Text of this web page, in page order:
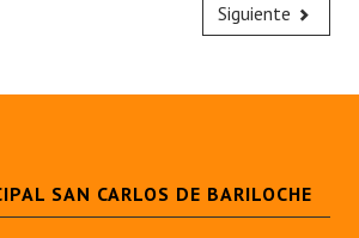
Siguiente
SAN CARLOS DE BARILOCHE